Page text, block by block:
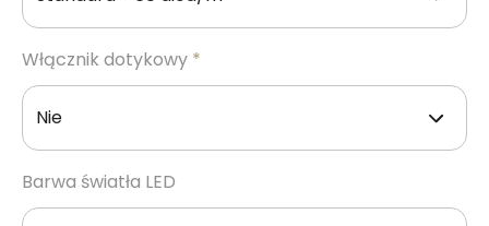
Włącznik dotykowy *
Barwa światła LED